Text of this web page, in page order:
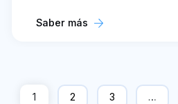
Saber más
1 2 3 …